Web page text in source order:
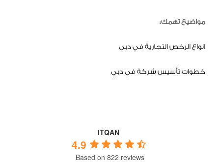
مواضيع تهمك:
انواع الرخص التجارية في دبي
خطوات تأسيس شركة في دبي
ITQAN
4.9
Based on 822 reviews